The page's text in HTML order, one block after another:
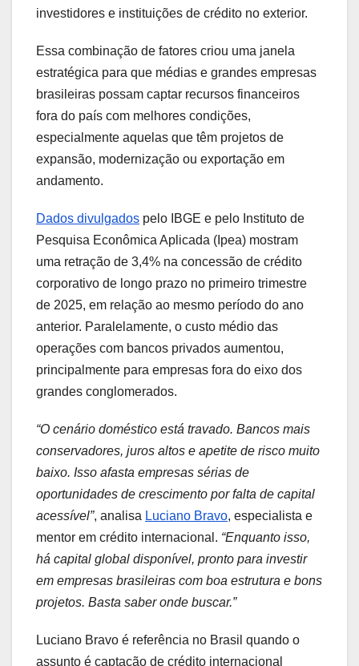
investidores e instituições de crédito no exterior.
Essa combinação de fatores criou uma janela
estratégica para que médias e grandes empresas
brasileiras possam captar recursos financeiros
fora do país com melhores condições,
especialmente aquelas que têm projetos de
expansão, modernização ou exportação em
andamento.
Dados divulgados pelo IBGE e pelo Instituto de
Pesquisa Econômica Aplicada (Ipea) mostram
uma retração de 3,4% na concessão de crédito
corporativo de longo prazo no primeiro trimestre
de 2025, em relação ao mesmo período do ano
anterior. Paralelamente, o custo médio das
operações com bancos privados aumentou,
principalmente para empresas fora do eixo dos
grandes conglomerados.
“O cenário doméstico está travado. Bancos mais
conservadores, juros altos e apetite de risco muito
baixo. Isso afasta empresas sérias de
oportunidades de crescimento por falta de capital
acessível”, analisa Luciano Bravo, especialista e
mentor em crédito internacional. “Enquanto isso,
há capital global disponível, pronto para investir
em empresas brasileiras com boa estrutura e bons
projetos. Basta saber onde buscar.”
Luciano Bravo é referência no Brasil quando o
assunto é captação de crédito internacional